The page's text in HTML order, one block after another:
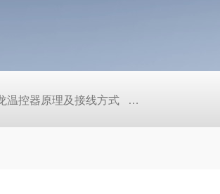
温控器原理及接线方式 日本SMC真空压